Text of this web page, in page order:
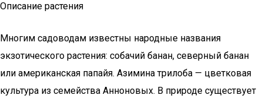
Описание растения
Многим садоводам известны народные названия
экзотического растения: собачий банан, северный банан
или американская папайя. Азимина трилоба — цветковая
культура из семейства Анноновых. В природе существует